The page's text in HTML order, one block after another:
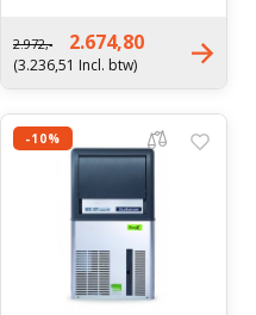
Soort koeling:
Luchtgekoeld
Gewicht: 47 kilogram
2.972,- 2.674,80
(3.236,51 Incl. btw)
-10%